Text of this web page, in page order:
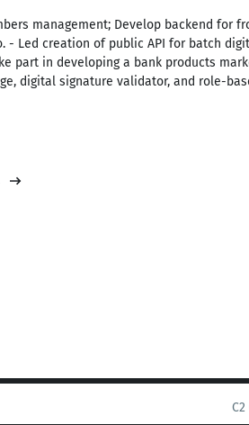
management; Develop backend for
Led creation of public API for batch
part in developing a bank products
digital signature validator, and role-